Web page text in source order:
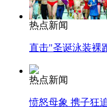
热点新闻
直击"圣诞泳装裸
热点新闻
愤怒母象 携子狂